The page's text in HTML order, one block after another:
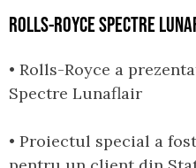
ROLLS-ROYCE SPECTRE
• Rolls-Royce a
Spectre Lunaflair
• Proiectul special a